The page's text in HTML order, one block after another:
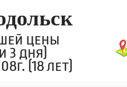
цены
3 дня)
(18 лет)